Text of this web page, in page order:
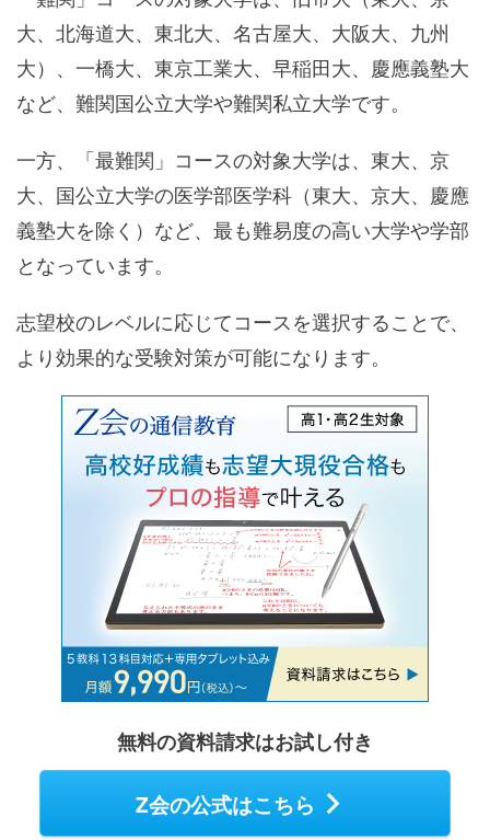
大、北海道大、東北大、名古屋大、大阪大、九州
大）、一橋大、東京工業大、早稲田大、慶應義塾大
など、難関国公立大学や難関私立大学です。
一方、「最難関」コースの対象大学は、東大、京
大、国公立大学の医学部医学科（東大、京大、慶應
義塾大を除く）など、最も難易度の高い大学や学部
となっています。
志望校のレベルに応じてコースを選択することで、
より効果的な受験対策が可能になります。
無料の資料請求はお試し付き
Z会の公式はこちら